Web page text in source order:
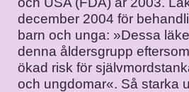
december 2004 för
barn och unga: »Dessa
denna åldersgrupp
ökad risk för
och ungdomar«. Så starka